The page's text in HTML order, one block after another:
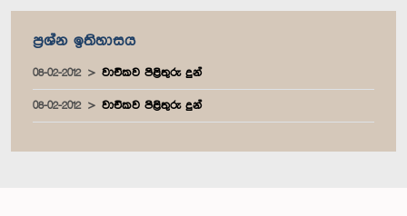
ප්‍රශ්න ඉතිහාසය
08-02-2012 වාචිකව පිළිතුරු දුන්
08-02-2012 වාචිකව පිළිතුරු දුන්